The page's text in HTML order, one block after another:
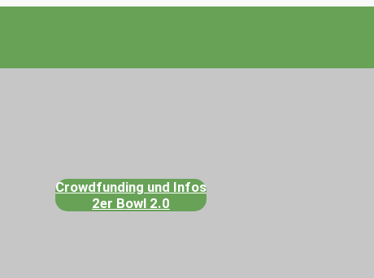
Crowdfunding und Infos
2er Bowl 2.0